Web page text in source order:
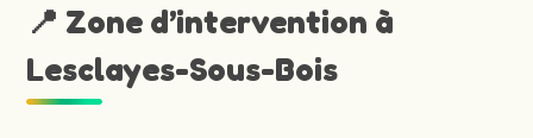
📍 Zone d’intervention à
Lesclayes-Sous-Bois